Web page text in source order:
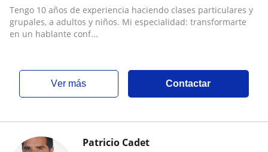
Tengo 10 años de experiencia haciendo clases particulares y
grupales, a adultos y niños. Mi especialidad: transformarte
en un hablante conf...
ver más Contactar
Patricio Cadet